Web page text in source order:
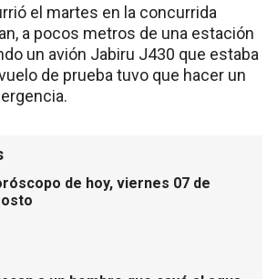
el martes en la concurrida
a pocos metros de una estación
un avión Jabiru J430 que estaba
de prueba tuvo que hacer un
de hoy, viernes 07 de